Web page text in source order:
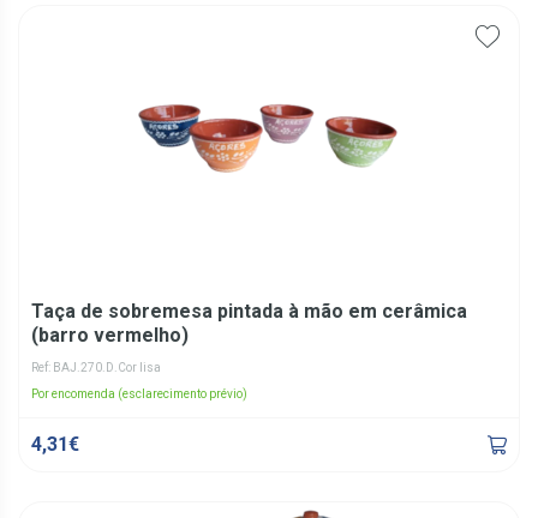
Taça de sobremesa pintada à mão em cerâmica
(barro vermelho)
Ref: BAJ.270.D.Cor lisa
Por encomenda (esclarecimento prévio)
4,31€